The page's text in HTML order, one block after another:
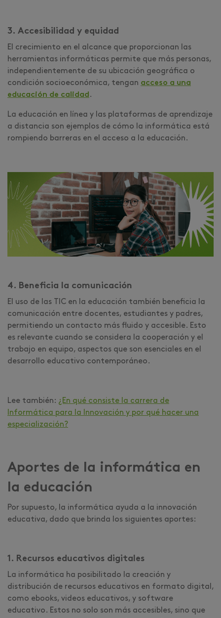
3. Accesibilidad y equidad
El crecimiento en el alcance que proporcionan las
herramientas informáticas permite que más personas,
independientemente de su ubicación geográfica o
condición socioeconómica, tengan acceso a una
educación de calidad .
La educación en línea y las plataformas de aprendizaje
a distancia son ejemplos de cómo la informática está
rompiendo barreras en el acceso a la educación.
4. Beneficia la comunicación
El uso de las TIC en la educación también beneficia la
comunicación entre docentes, estudiantes y padres,
permitiendo un contacto más fluido y accesible. Esto
es relevante cuando se considera la cooperación y el
trabajo en equipo, aspectos que son esenciales en el
desarrollo educativo contemporáneo.
Lee también: ¿En qué consiste la carrera de
Informática para la Innovación y por qué hacer una
especialización?
Aportes de la informática en
la educación
Por supuesto, la informática ayuda a la innovación
educativa, dado que brinda los siguientes aportes:
1. Recursos educativos digitales
La informática ha posibilitado la creación y
distribución de recursos educativos en formato digital,
como ebooks, videos educativos, y software
educativo. Estos no solo son más accesibles, sino que